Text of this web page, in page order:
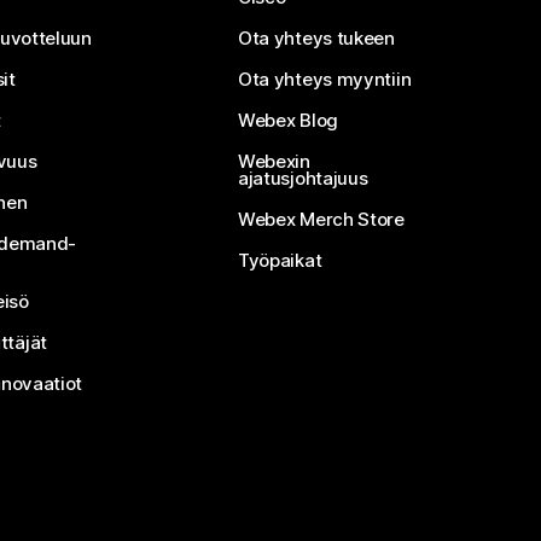
Ota yhteys tukeen
Ota yhteys myyntiin
Webex Blog
Webexin
ajatusjohtajuus
Webex Merch Store
Työpaikat